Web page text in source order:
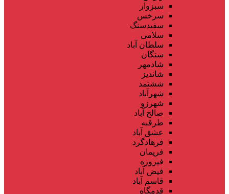
سبزوار
سرخس
سفیدسنگ
سلامی
سلطان آباد
سنگان
شادمهر
شاندیز
ششتمد
شهرآباد
شهرزو
صالح آباد
طرقبه
عشق آباد
فرهادگرد
فریمان
فیروزه
فیض آباد
قاسم آباد
قدمگاه